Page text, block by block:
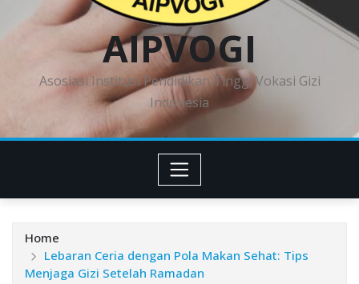
AIPVOGI
Asosiasi Institusi Pendidikan Tinggi Vokasi Gizi
Indonesia
Home
Lebaran Ceria dengan Pola Makan Sehat: Tips
Menjaga Gizi Setelah Ramadan